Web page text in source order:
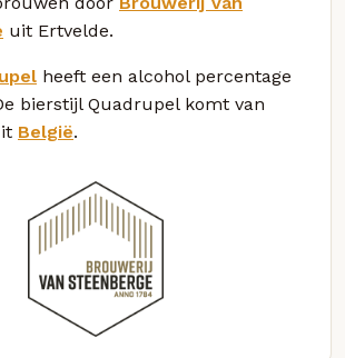
uit Ertvelde.
heeft een alcohol percentage
bierstijl Quadrupel komt van
België.